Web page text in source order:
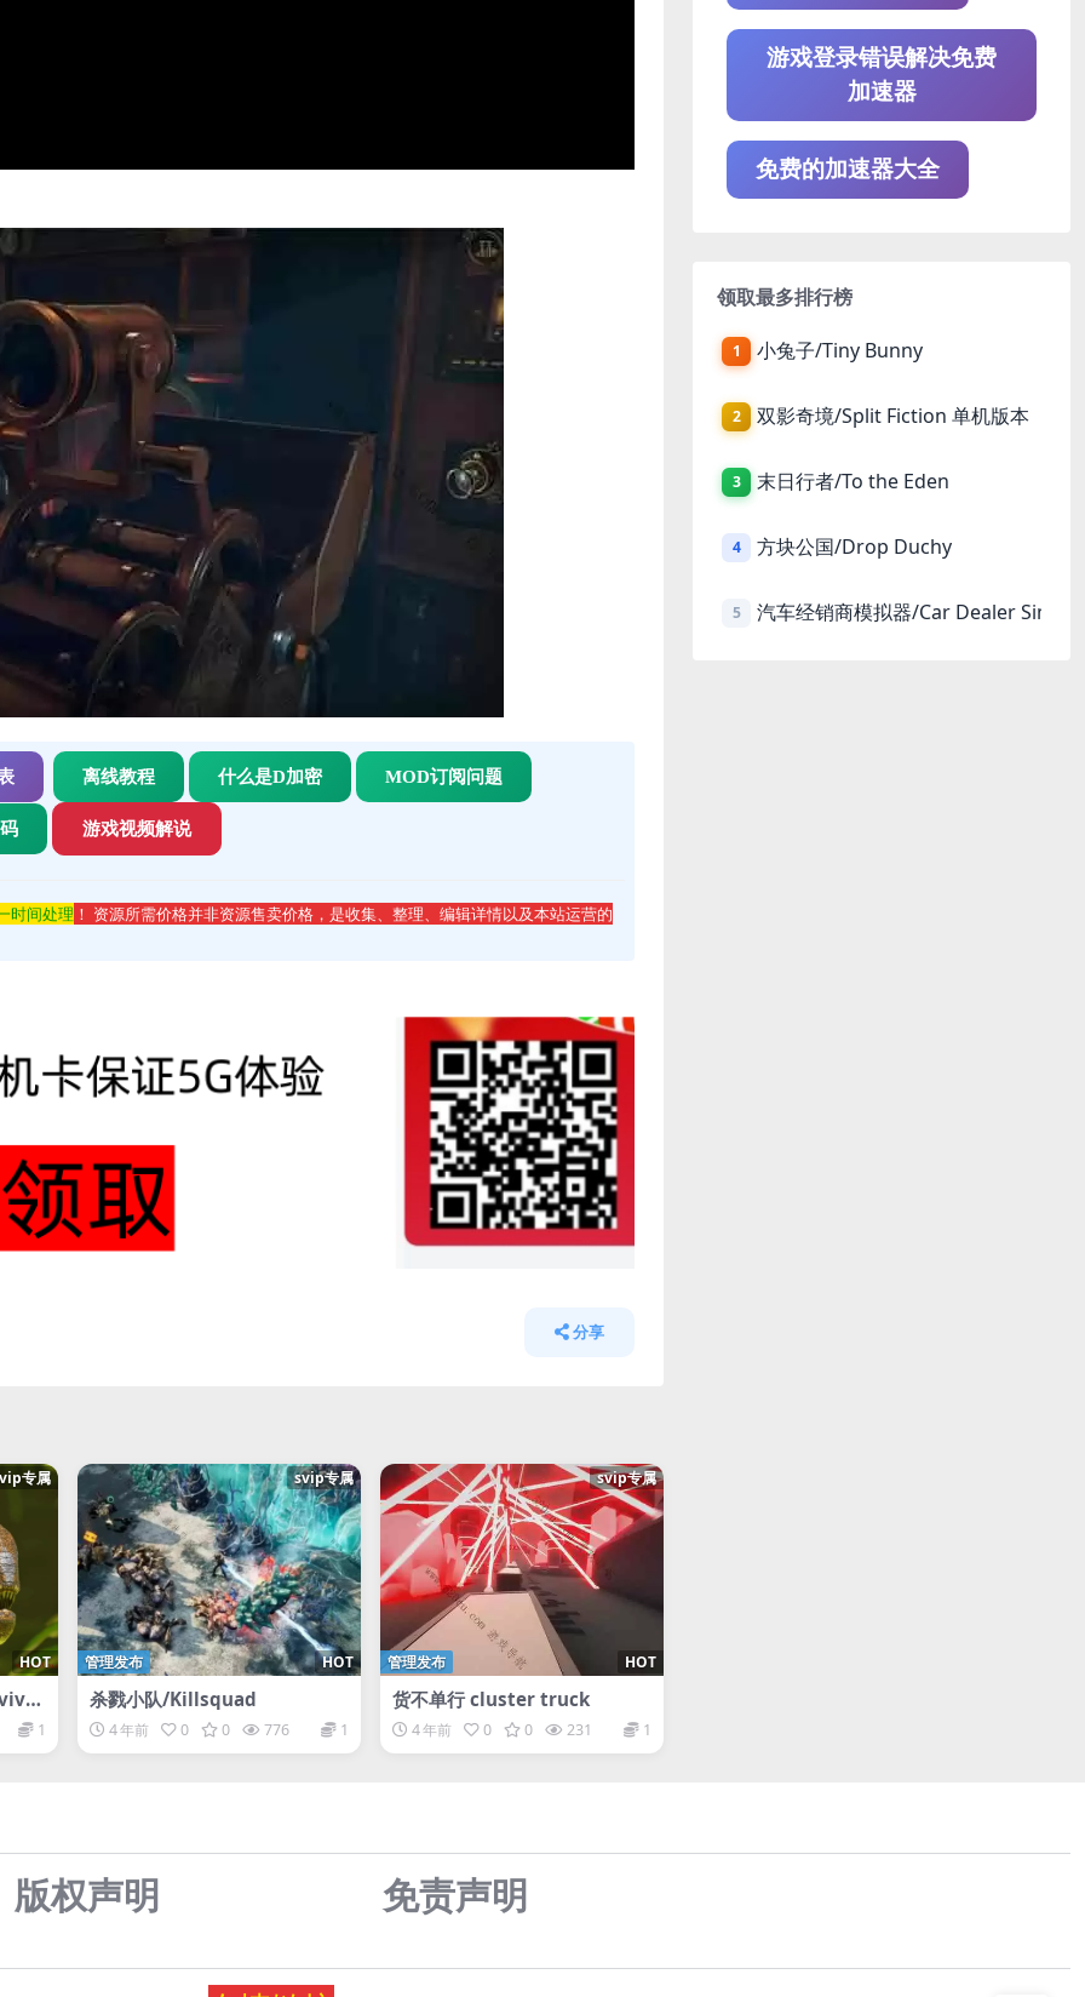
离线教程 什么是D加密 MOD订阅问题
游戏视频解说
时间处理 ！ 资源所需价格并非资源售卖价格，是收集、整理、编辑详情以及本站运营的
分享
专属
HOT
1
svip专属
HOT
管理发布
杀戮小队/Killsquad
4 年前 0 0 776 1
svip专属
HOT
管理发布
货不单行 cluster truck
4 年前 0 0 231 1
游戏登录错误解决免费
加速器
免费的加速器大全
领取最多排行榜
1 小兔子/Tiny Bunny
2 双影奇境/Split Fiction 单机版本
3 末日行者/To the Eden
4 方块公国/Drop Duchy
5 汽车经销商模拟器/Car Dealer
版权声明 免责声明